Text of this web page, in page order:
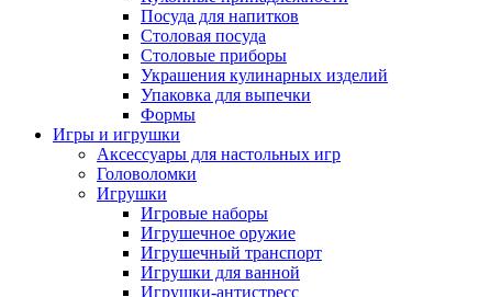
Посуда для напитков
Столовая посуда
Столовые приборы
Украшения кулинарных изделий
Упаковка для выпечки
Формы
Игры и игрушки
Аксессуары для настольных игр
Головоломки
Игрушки
Игровые наборы
Игрушечное оружие
Игрушечный транспорт
Игрушки для ванной
Игрушки-антистресс